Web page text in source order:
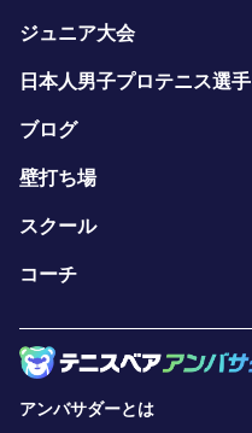
ジュニア大会
日本人男子プロテニス選手
ブログ
壁打ち場
スクール
コーチ
アンバサダーとは